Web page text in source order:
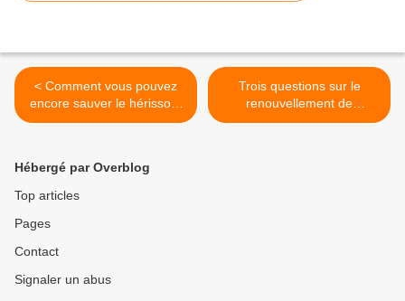
< Comment vous pouvez
encore sauver le hérisson,
menacé par les pesticides
Trois questions sur le
renouvellement de
l'autorisation du glyphosate
Hébergé par Overblog
Top articles
Pages
Contact
Signaler un abus